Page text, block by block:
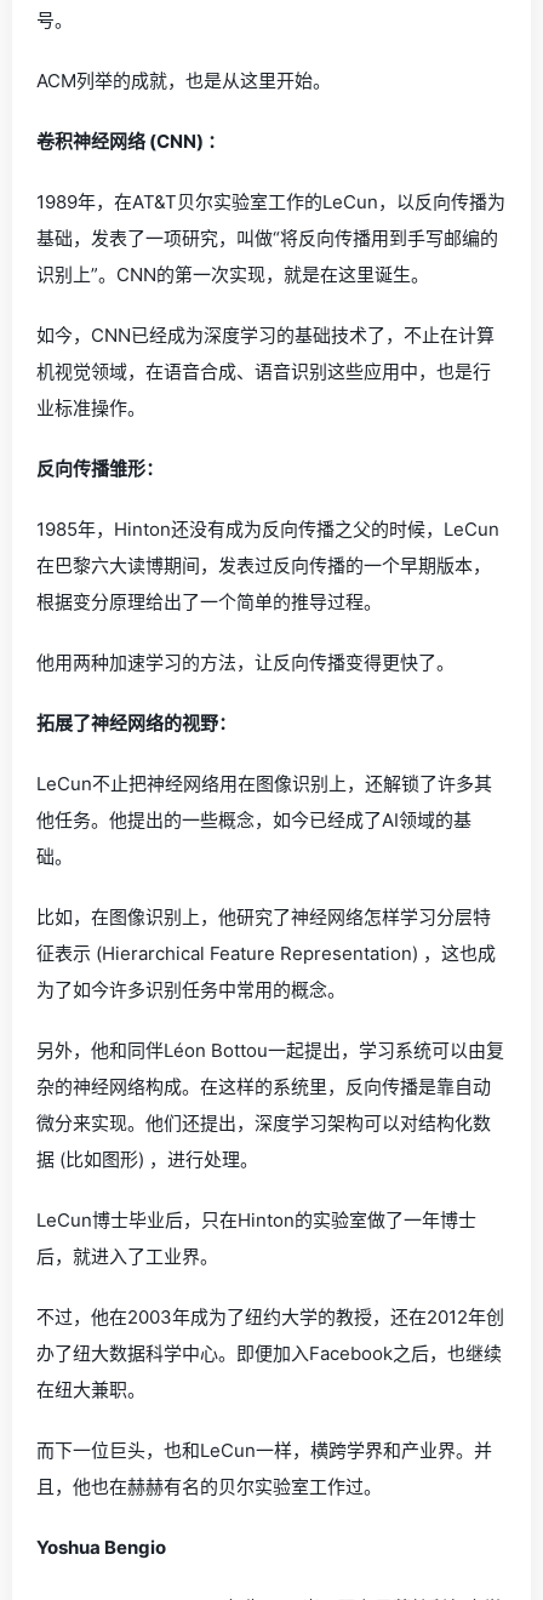
号。
ACM列举的成就，也是从这里开始。
卷积神经网络 (CNN) ：
1989年，在AT&T贝尔实验室工作的LeCun，以反向传播为
基础，发表了一项研究，叫做“将反向传播用到手写邮编的
识别上”。CNN的第一次实现，就是在这里诞生。
如今，CNN已经成为深度学习的基础技术了，不止在计算
机视觉领域，在语音合成、语音识别这些应用中，也是行
业标准操作。
反向传播雏形：
1985年，Hinton还没有成为反向传播之父的时候，LeCun
在巴黎六大读博期间，发表过反向传播的一个早期版本，
根据变分原理给出了一个简单的推导过程。
他用两种加速学习的方法，让反向传播变得更快了。
拓展了神经网络的视野：
LeCun不止把神经网络用在图像识别上，还解锁了许多其
他任务。他提出的一些概念，如今已经成了AI领域的基
础。
比如，在图像识别上，他研究了神经网络怎样学习分层特
征表示 (Hierarchical Feature Representation) ，这也成
为了如今许多识别任务中常用的概念。
另外，他和同伴Léon Bottou一起提出，学习系统可以由复
杂的神经网络构成。在这样的系统里，反向传播是靠自动
微分来实现。他们还提出，深度学习架构可以对结构化数
据 (比如图形) ，进行处理。
LeCun博士毕业后，只在Hinton的实验室做了一年博士
后，就进入了工业界。
不过，他在2003年成为了纽约大学的教授，还在2012年创
办了纽大数据科学中心。即便加入Facebook之后，也继续
在纽大兼职。
而下一位巨头，也和LeCun一样，横跨学界和产业界。并
且，他也在赫赫有名的贝尔实验室工作过。
Yoshua Bengio